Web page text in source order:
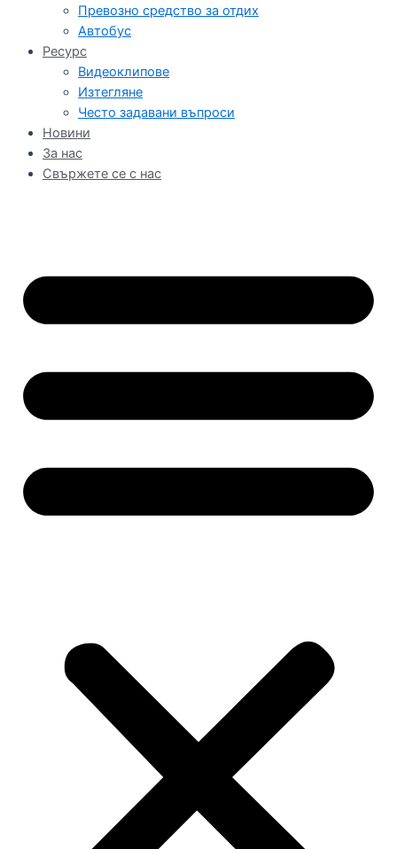
Превозно средство за отдих
Автобус
Ресурс
Видеоклипове
Изтегляне
Често задавани въпроси
Новини
За нас
Свържете се с нас